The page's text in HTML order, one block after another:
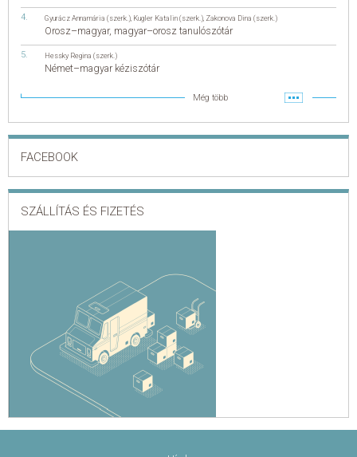
Gyurácz Annamária (szerk.) Kugler Katalin (szerk.) Zakonova Dina (szerk.)
Orosz–magyar, magyar–orosz tanulószótár
Hessky Regina (szerk.)
Német–magyar kéziszótár
Még több
FACEBOOK
SZÁLLÍTÁS ÉS FIZETÉS